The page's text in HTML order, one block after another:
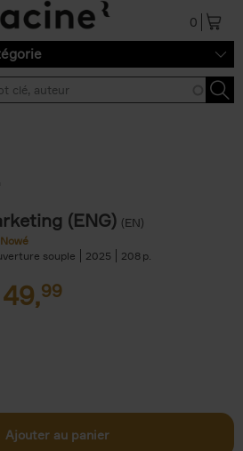
0
(ENG) (EN)
souple
2025 208
49,99
Ajouter au panier